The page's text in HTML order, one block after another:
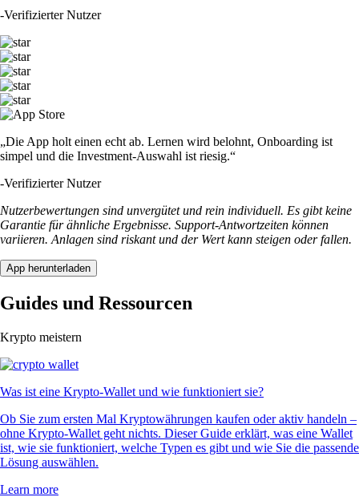
-Verifizierter Nutzer
„Die App holt einen echt ab. Lernen wird belohnt, Onboarding ist
simpel und die Investment-Auswahl ist riesig.“
-Verifizierter Nutzer
Nutzerbewertungen sind unvergütet und rein individuell. Es gibt keine
Garantie für ähnliche Ergebnisse. Support-Antwortzeiten können
variieren. Anlagen sind riskant und der Wert kann steigen oder fallen.
App herunterladen
Guides und Ressourcen
Krypto meistern
Was ist eine Krypto-Wallet und wie funktioniert sie?
Ob Sie zum ersten Mal Kryptowährungen kaufen oder aktiv handeln –
ohne Krypto-Wallet geht nichts. Dieser Guide erklärt, was eine Wallet
ist, wie sie funktioniert, welche Typen es gibt und wie Sie die passende
Lösung auswählen.
Learn more